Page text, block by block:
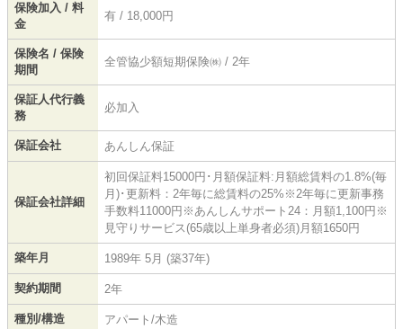
保険加入 / 料
金
有 / 18,000円
保険名 / 保険
期間
全管協少額短期保険㈱ / 2年
保証人代行義
務
必加入
保証会社 あんしん保証
保証会社詳細
初回保証料15000円･月額保証料:月額総賃料の1.8%(毎
月)･更新料：2年毎に総賃料の25%※2年毎に更新事務
手数料11000円※あんしんサポート24：月額1,100円※
見守りサービス(65歳以上単身者必須)月額1650円
築年月 1989年 5月 (築37年)
契約期間 2年
種別/構造 アパート/木造